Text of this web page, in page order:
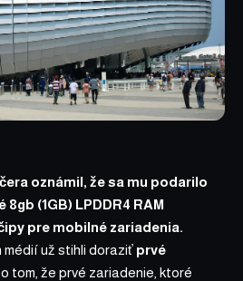
oznámil, že sa mu podarilo
8gb (1GB) LPDDR4 RAM
pre mobilné zariadenia.
médií už stihli doraziť prvé
o tom, že prvé zariadenie, ktoré